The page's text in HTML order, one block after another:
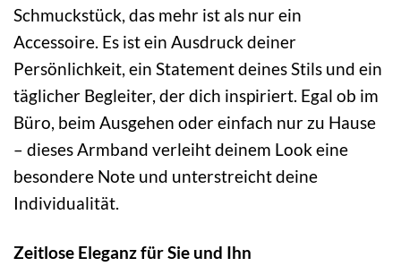
Schmuckstück, das mehr ist als nur ein
Accessoire. Es ist ein Ausdruck deiner
Persönlichkeit, ein Statement deines Stils und ein
täglicher Begleiter, der dich inspiriert. Egal ob im
Büro, beim Ausgehen oder einfach nur zu Hause
– dieses Armband verleiht deinem Look eine
besondere Note und unterstreicht deine
Individualität.
Zeitlose Eleganz für Sie und Ihn